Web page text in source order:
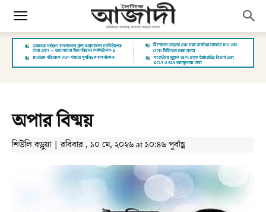
অপার বিষ্ময়
শিউলি বড়ুয়া | রবিবার , ১০ মে, ২০২৬ at ১০:৪৬ পূর্বাহ্ণ